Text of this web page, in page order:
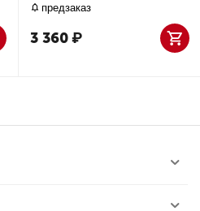
предзаказ
3 360₽